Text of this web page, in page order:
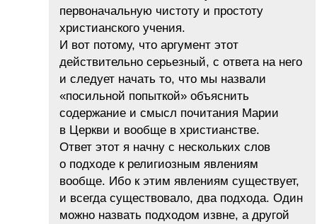
первоначальную чистоту и простоту
христианского учения.
И вот потому, что аргумент этот
действительно серьезный, с ответа на него
и следует начать то, что мы назвали
«посильной попыткой» объяснить
содержание и смысл почитания Марии
в Церкви и вообще в христианстве.
Ответ этот я начну с нескольких слов
о подходе к религиозным явлениям
вообще. Ибо к этим явлениям существует,
и всегда существовало, два подхода. Один
можно назвать подходом извне, а другой